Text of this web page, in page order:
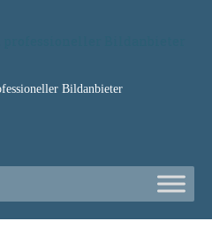
Bildanbieter